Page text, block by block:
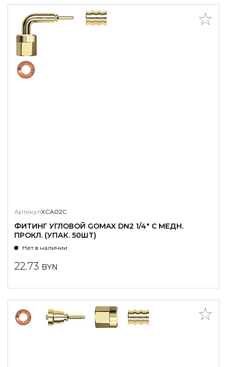
АртикулXCA02C
ФИТИНГ УГЛОВОЙ GOMAX DN2 1/4" С МЕДН.
ПРОКЛ. (УПАК. 50ШТ)
Нет в наличии
22.73 BYN